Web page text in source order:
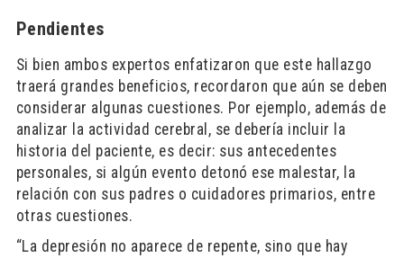
Pendientes
Si bien ambos expertos enfatizaron que este hallazgo
traerá grandes beneficios, recordaron que aún se deben
considerar algunas cuestiones. Por ejemplo, además de
analizar la actividad cerebral, se debería incluir la
historia del paciente, es decir: sus antecedentes
personales, si algún evento detonó ese malestar, la
relación con sus padres o cuidadores primarios, entre
otras cuestiones.
“La depresión no aparece de repente, sino que hay